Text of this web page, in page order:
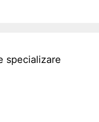
specializare